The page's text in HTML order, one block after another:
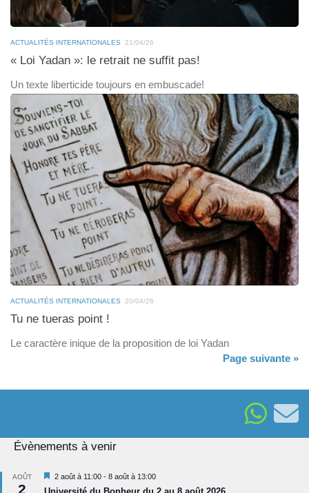
ACTUALITÉS INTERNATIONALES 21/04/26
« Loi Yadan »: le retrait ne suffit pas!
Un texte liberticide toujours en embuscade!
ACTUALITÉS INTERNATIONALES 20/04/26
Tu ne tueras point !
Le caractère inique de la proposition de loi Yadan
Page suivante »
Évènements à venir
AOÛT
2
Mis
en
2 août à 11:00 - 8 août à 13:00